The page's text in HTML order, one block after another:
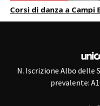
Corsi di danza a Campi
N. Iscrizione Albo delle
prevalente: